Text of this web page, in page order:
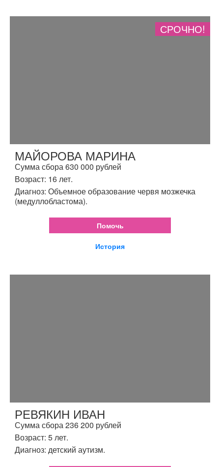
СРОЧНО!
МАЙОРОВА МАРИНА
Сумма сбора 630 000 рублей
Возраст: 16 лет.
Диагноз: Объемное образование червя мозжечка
(медуллобластома).
Помочь
История
РЕВЯКИН ИВАН
Сумма сбора 236 200 рублей
Возраст: 5 лет.
Диагноз: детский аутизм.